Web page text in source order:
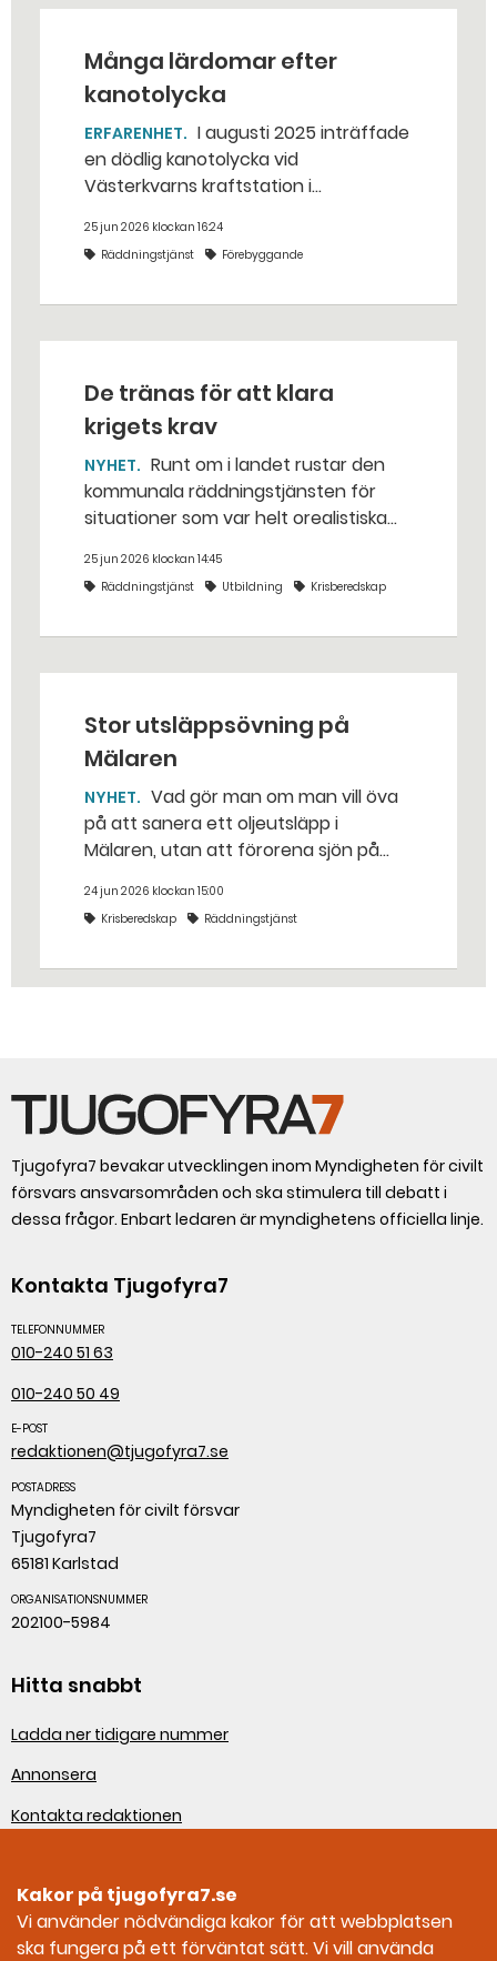
Många lärdomar efter
kanotolycka
ERFARENHET
en dödlig kanotolycka vid
Västerkvarns kraftstation i
25 jun 2026 klockan 16:24
Räddningstjänst
Förebyggande
De tränas för att klara
krigets krav
NYHET
kommunala räddningstjänsten för
situationer som var helt orealistiska
bakhåll, utspridda granater och hot
från livsfarliga drönare i det
25 jun 2026 klockan 14:45
Räddningstjänst
Utbildning Krisberedskap
Stor utsläppsövning på
Mälaren
NYHET
på att sanera ett oljeutsläpp i
Mälaren, utan att förorena sjön på
stället. Det gjorde räddningstjänsten i
Eskilstuna – tio kubikmeter närmare
24 jun 2026 klockan 15:00
Krisberedskap
Räddningstjänst
Tjugofyra7 bevakar utvecklingen inom Myndigheten för civilt
försvars ansvarsområden och ska stimulera till debatt i
dessa frågor. Enbart ledaren är myndighetens officiella linje.
Kontakta Tjugofyra7
TELEFONNUMMER
010-240 51 63
010-240 50 49
E-POST
redaktionen@tjugofyra7.se
POSTADRESS
Myndigheten för civilt försvar
Tjugofyra7
65181 Karlstad
ORGANISATIONSNUMMER
202100-5984
Hitta snabbt
Ladda ner tidigare nummer
Annonsera
Kontakta redaktionen
Sociala medier
Kakor på tjugofyra7.se
Vi använder nödvändiga kakor för att webbplatsen
ska fungera på ett förväntat sätt. Vi vill använda